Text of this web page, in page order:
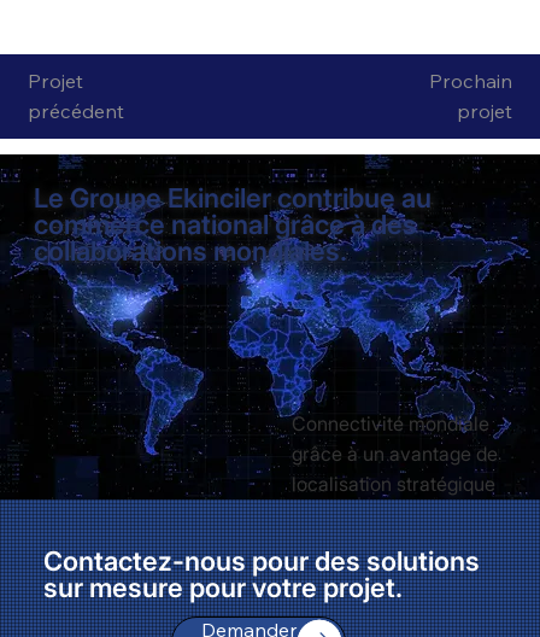
Projet
précédent
Prochain
projet
Contactez-nous pour des solutions
sur mesure pour votre projet.
Demander
Le Groupe Ekinciler contribue au
commerce national grâce à des
collaborations mondiales.
Connectivité mondiale
grâce à un avantage de
localisation stratégique